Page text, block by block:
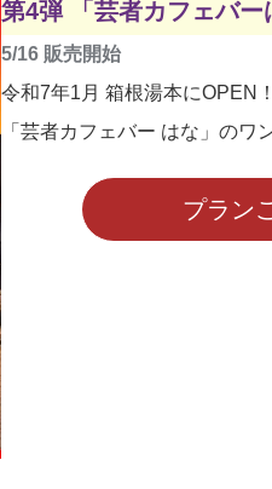
第4弾 「芸者カフェバ
5/16 販売開始
令和7年1月 箱根湯本にOPEN
「芸者カフェバー はな」の
プラン